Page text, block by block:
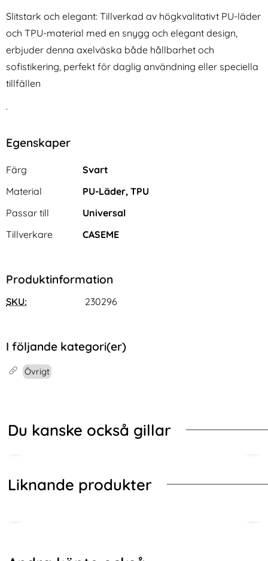
Slitstark och elegant: Tillverkad av högkvalitativt PU-läder
och TPU-material med en snygg och elegant design,
erbjuder denna axelväska både hållbarhet och
sofistikering, perfekt för daglig användning eller speciella
tillfällen
.
Egenskaper
Egenskaper/attribut för denna produkt
Attribut
Färg
Svart
Material
PU-Läder, TPU
Passar till
Universal
Tillverkare
CASEME
Produktinformation
SKU: 230296
I följande kategori(er)
Övrigt
Du kanske också gillar
Liknande produkter
andra